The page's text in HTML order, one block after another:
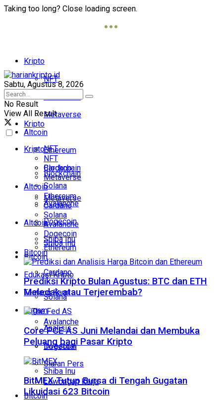
Taking too long? Close loading screen.
Kripto
NFT
Blockchain
Metaverse
Altcoin
Ethereum
Cardano
Solana
Avalanche
Dogecoin
Shiba Inu
Bitcoin
Edukasi Kripto
Tentang Kami
Ragam
Analisis
Investasi
Siaran Pers
Lowongan Kerja
Sabtu, Agustus 8, 2026
No Result
View All Result
Kripto
NFT
Blockchain
Metaverse
Altcoin
Ethereum
Cardano
Solana
Avalanche
Dogecoin
Shiba Inu
Bitcoin
Kripto
NFT
Blockchain
Metaverse
Altcoin
Ethereum
Cardano
Solana
Avalanche
Dogecoin
Shiba Inu
Bitcoin
Prediksi Kripto Bulan Agustus: BTC dan ETH
Meledak atau Terjerembab?
Core PCE AS Juni Melandai dan Membuka
Peluang bagi Pasar Kripto
BitMEX Tutup Bursa di Tengah Gugatan
Likuidasi 623 Bitcoin